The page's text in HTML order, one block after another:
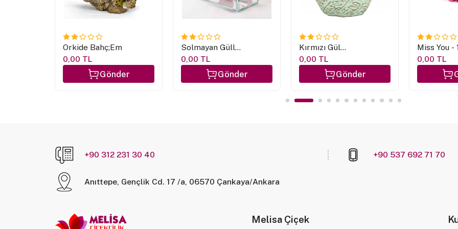
Orkide Bahç;em
0,00 TL
Gönder
Solmayan Güller
Kalp Form
0,00 TL
Gönder
Kırmızı Gül
Aranjmanı
0,00 TL
Gönder
Miss You -
Pembe Gül
Tasarım
0,00 TL
+90 312 231 30 40 +90 537 692 71 70
Anıttepe, Gençlik Cd. 17 /a, 06570 Çankaya/Ankara
Melisa Çiçek